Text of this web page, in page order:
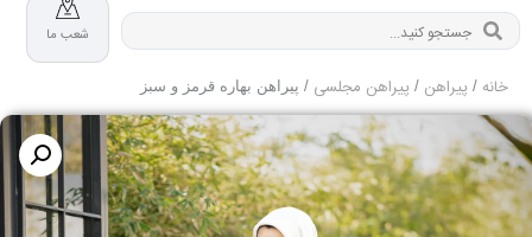
شعب ما
خانه / پیراهن / پیراهن مجلسی / پیراهن بهاره قرمز و سبز